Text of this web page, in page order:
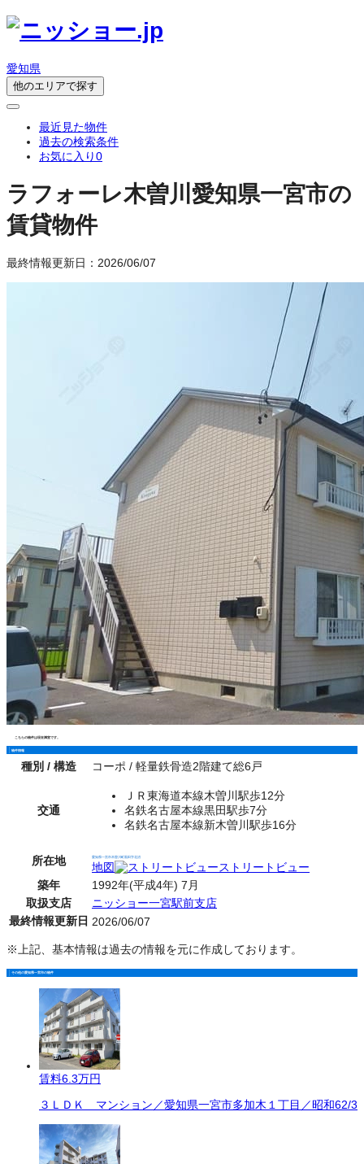
愛知県
他のエリアで探す
最近見た物件
過去の検索条件
お気に入り0
ラフォーレ木曽川 愛知県一宮市の
賃貸物件
最終情報更新日：2026/06/07
こちらの物件は現在満室です。
物件情報
種別 / 構造 コーポ / 軽量鉄骨造2階建て総6戸
交通
ＪＲ東海道本線木曽川駅歩12分
名鉄名古屋本線黒田駅歩7分
名鉄名古屋本線新木曽川駅歩16分
所在地 愛知県一宮市木曽川町黒田字北沼
地図
ストリートビュー
築年
1992年(平成4年) 7月
取扱支店
ニッショー一宮駅前支店
最終情報更新日 2026/06/07
※上記、基本情報は過去の情報を元に作成しております。
その他の愛知県一宮市の物件
賃料6.3万円
３ＬＤＫ マンション／愛知県一宮市多加木１丁目／昭和62/3